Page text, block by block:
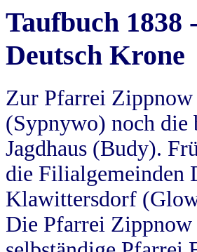
Taufbuch
Deutsch Krone
Zur Pfarrei
(Sypnywo) noch die
Jagdhaus (Budy).
die Filialgemeinden
Klawittersdorf
Die Pfarrei Zippnow